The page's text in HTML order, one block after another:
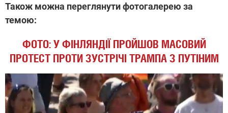
Також можна переглянути фотогалерею за
темою:
ФОТО: У ФІНЛЯНДІЇ ПРОЙШОВ МАСОВИЙ
ПРОТЕСТ ПРОТИ ЗУСТРІЧІ ТРАМПА З ПУТІНИМ